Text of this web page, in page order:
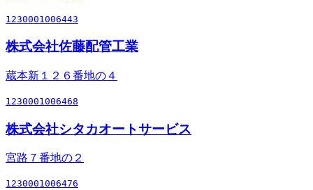
1230001006443
株式会社佐藤配管工業
蔵本新１２６番地の４
1230001006468
株式会社シタカオートサービス
宮路７番地の２
1230001006476